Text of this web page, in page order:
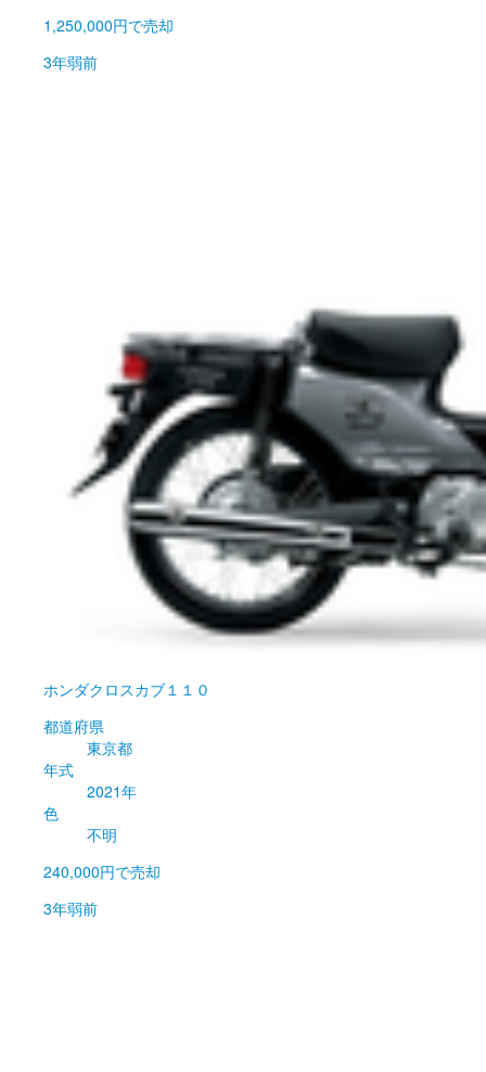
1,250,000円で売却
3年弱前
ホンダクロスカブ１１０
都道府県
東京都
年式
2021年
色
不明
240,000円で売却
3年弱前